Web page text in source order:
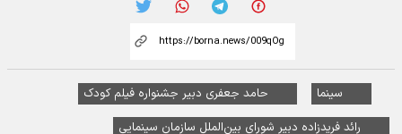
سینما
حامد جعفری دبیر جشنواره فیلم کودک
رائد فریدزاده دبیر شورای بین‌الملل سازمان سینمایی